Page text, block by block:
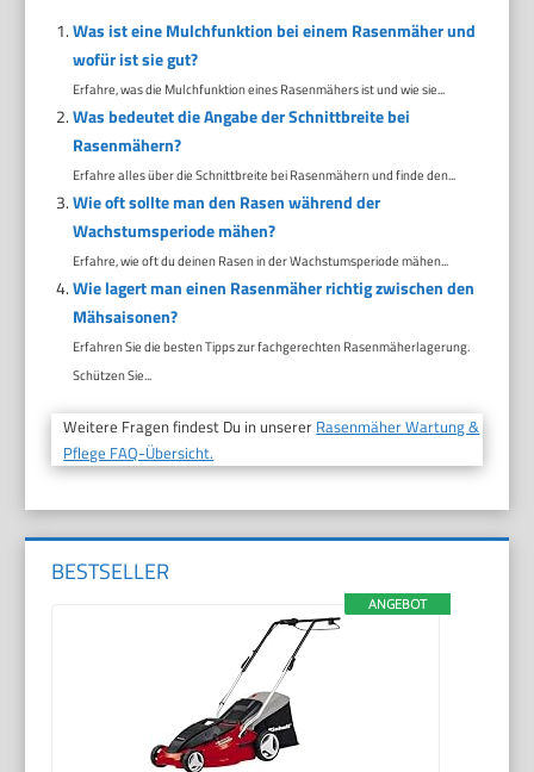
Was ist eine Mulchfunktion bei einem Rasenmäher und
wofür ist sie gut?
Erfahre, was die Mulchfunktion eines Rasenmähers ist und wie sie...
Was bedeutet die Angabe der Schnittbreite bei
Rasenmähern?
Erfahre alles über die Schnittbreite bei Rasenmähern und finde den...
Wie oft sollte man den Rasen während der
Wachstumsperiode mähen?
Erfahre, wie oft du deinen Rasen in der Wachstumsperiode mähen...
Wie lagert man einen Rasenmäher richtig zwischen den
Mähsaisonen?
Erfahren Sie die besten Tipps zur fachgerechten Rasenmäherlagerung.
Schützen Sie...
Weitere Fragen findest Du in unserer Rasenmäher Wartung &
Pflege FAQ-Übersicht.
BESTSELLER
ANGEBOT